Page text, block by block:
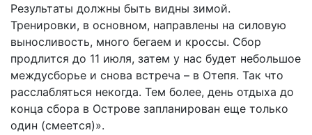
Результаты должны быть видны зимой.
Тренировки, в основном, направлены на силовую
выносливость, много бегаем и кроссы. Сбор
продлится до 11 июля, затем у нас будет небольшое
междусборье и снова встреча – в Отепя. Так что
расслабляться некогда. Тем более, день отдыха до
конца сбора в Острове запланирован еще только
один (смеется)».